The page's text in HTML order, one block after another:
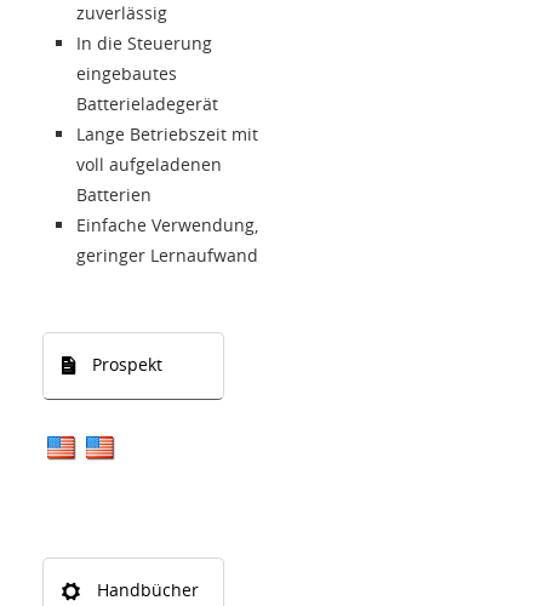
zuverlässig
In die Steuerung
eingebautes
Batterieladegerät
Lange Betriebszeit mit
voll aufgeladenen
Batterien
Einfache Verwendung,
geringer Lernaufwand
Prospekt
Handbücher